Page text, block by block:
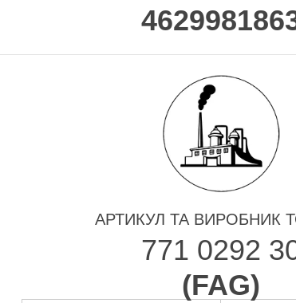
АРТИКУЛ ТА ВИРОБНИК
771 0292
(FAG)